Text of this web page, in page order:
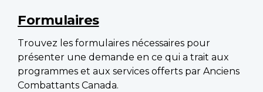
Formulaires
Trouvez les formulaires nécessaires pour
présenter une demande en ce qui a trait aux
programmes et aux services offerts par Anciens
Combattants Canada.